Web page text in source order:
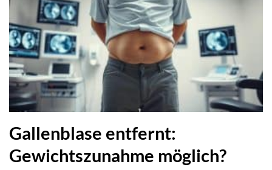
Gallenblase entfernt:
Gewichtszunahme möglich?